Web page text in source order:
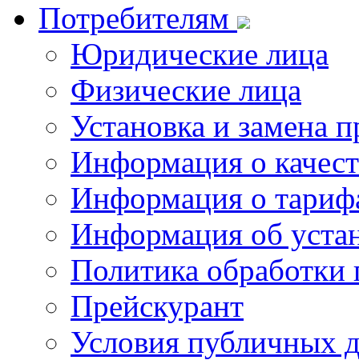
Потребителям
Юридические лица
Физические лица
Установка и замена
Информация о
Информация о
Информация об
Политика
Прейскурант
Условия публичных